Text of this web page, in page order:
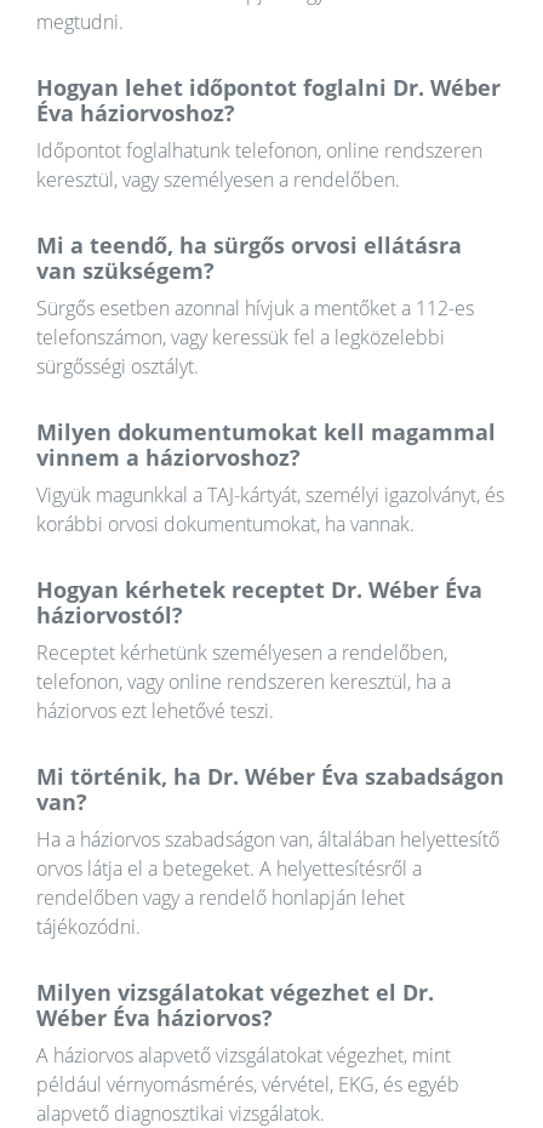
megtudni.
Hogyan lehet időpontot foglalni Dr. Wéber
Éva háziorvoshoz?
Időpontot foglalhatunk telefonon, online rendszeren
keresztül, vagy személyesen a rendelőben.
Mi a teendő, ha sürgős orvosi ellátásra
van szükségem?
Sürgős esetben azonnal hívjuk a mentőket a 112-es
telefonszámon, vagy keressük fel a legközelebbi
sürgősségi osztályt.
Milyen dokumentumokat kell magammal
vinnem a háziorvoshoz?
Vigyük magunkkal a TAJ-kártyát, személyi igazolványt, és
korábbi orvosi dokumentumokat, ha vannak.
Hogyan kérhetek receptet Dr. Wéber Éva
háziorvostól?
Receptet kérhetünk személyesen a rendelőben,
telefonon, vagy online rendszeren keresztül, ha a
háziorvos ezt lehetővé teszi.
Mi történik, ha Dr. Wéber Éva szabadságon
van?
Ha a háziorvos szabadságon van, általában helyettesítő
orvos látja el a betegeket. A helyettesítésről a
rendelőben vagy a rendelő honlapján lehet
tájékozódni.
Milyen vizsgálatokat végezhet el Dr.
Wéber Éva háziorvos?
A háziorvos alapvető vizsgálatokat végezhet, mint
például vérnyomásmérés, vérvétel, EKG, és egyéb
alapvető diagnosztikai vizsgálatok.